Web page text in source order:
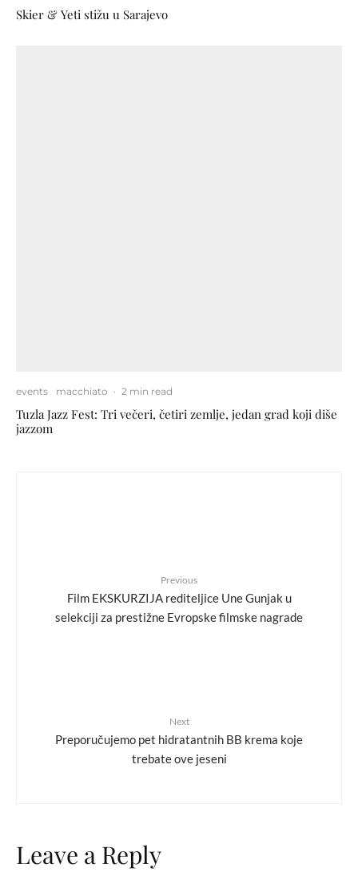
Skier & Yeti stižu u Sarajevo
events macchiato · 2 min read
Tuzla Jazz Fest: Tri večeri, četiri zemlje, jedan grad koji diše
jazzom
Previous
Film EKSKURZIJA rediteljice Une Gunjak u
selekciji za prestižne Evropske filmske nagrade
Next
Preporučujemo pet hidratantnih BB krema koje
trebate ove jeseni
Leave a Reply